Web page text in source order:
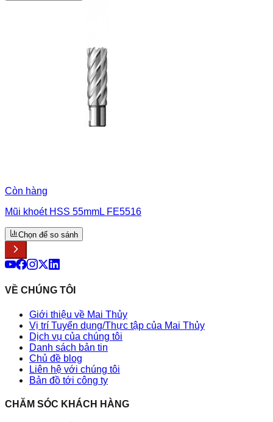
Còn hàng
Mũi khoét HSS 55mmL FE5516
Chọn để so sánh
VỀ CHÚNG TÔI
Giới thiệu về Mai Thủy
Vị trí Tuyển dụng/Thực tập của Mai Thủy
Dịch vụ của chúng tôi
Danh sách bản tin
Chủ đề blog
Liên hệ với chúng tôi
Bản đồ tới công ty
CHĂM SÓC KHÁCH HÀNG